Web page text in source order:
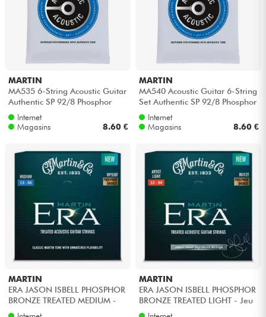
MARTIN
MA535 6-String Acoustic Guitar
Authentic SP 92/8 Phosphor
Bronze 11-52 - Jeu de 6 cordes
Internet
Magasins
8.60 €
MARTIN
MA540 Acoustic Guitar 6-String
Set Authentic SP 92/8 Phosphor
Bronze 12-54 - Jeu de 6 c...
Internet
Magasins
8.60 €
MARTIN
ERA JASON ISBELL PHOSPHOR
BRONZE TREATED MEDIUM -
Jeu de 6 cordes
MARTIN
ERA JASON ISBELL PHOSPHOR
BRONZE TREATED LIGHT - Jeu
de 6 cordes